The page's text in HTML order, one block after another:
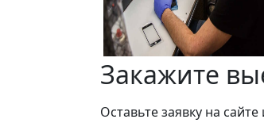
Закажите
Оставьте заявку на